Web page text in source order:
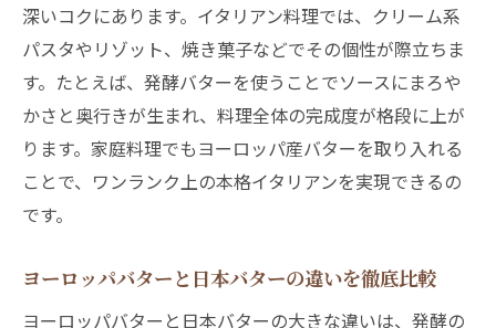
深いコクにあります。イタリアン料理では、クリーム系
パスタやリゾット、焼き菓子などでその個性が際立ちま
す。たとえば、発酵バターを使うことでソースにまろや
かさと奥行きが生まれ、料理全体の完成度が格段に上が
ります。家庭料理でもヨーロッパ産バターを取り入れる
ことで、ワンランク上の本格イタリアンを実現できるの
です。
ヨーロッパバターと日本バターの違いを徹底比較
ヨーロッパバターと日本バターの大きな違いは、発酵の